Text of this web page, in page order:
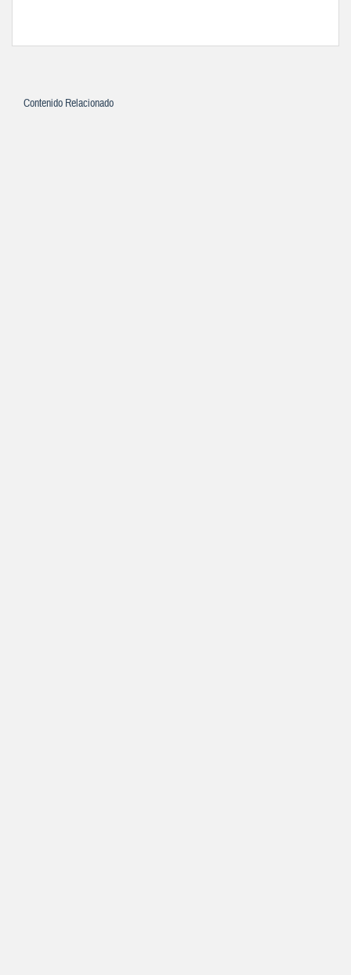
Contenido Relacionado